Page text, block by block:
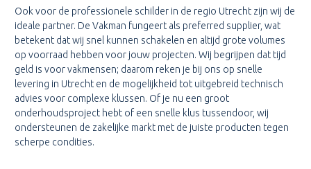
Ook voor de professionele schilder in de regio Utrecht zijn wij de
ideale partner. De Vakman fungeert als preferred supplier, wat
betekent dat wij snel kunnen schakelen en altijd grote volumes
op voorraad hebben voor jouw projecten. Wij begrijpen dat tijd
geld is voor vakmensen; daarom reken je bij ons op snelle
levering in Utrecht en de mogelijkheid tot uitgebreid technisch
advies voor complexe klussen. Of je nu een groot
onderhoudsproject hebt of een snelle klus tussendoor, wij
ondersteunen de zakelijke markt met de juiste producten tegen
scherpe condities.